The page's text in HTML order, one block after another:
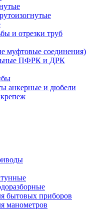
и отрезки труб
муфтовые соединения)
ПФРК и ДРК
анкерные и дюбели
бытовых приборов
манометров